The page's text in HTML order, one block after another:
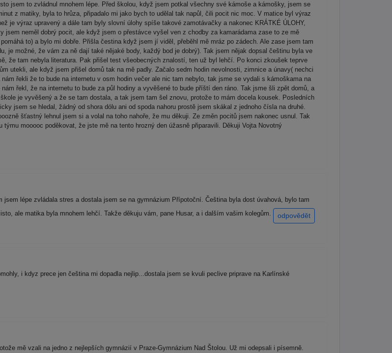
jsem to zvládnul mnohem lépe. Před školou, když jsem potkal všechny své kámoše a kámošky, jsem se
z matiky, byla to hrůza, připadalo mi jako bych to udělal tak napůl, čili pocit nic moc. V matice byl výraz
je výraz upravený a dále tam byly slovní úlohy spíše takové zamotávačky a nakonec KRÁTKÉ ÚLOHY,
neměl dobrý pocit, ale když jsem o přestávce vyšel ven z chodby za kamarádama zase to ze mě
to) a bylo mi dobře. Přišla čestina když jsem jí viděl, přeběhl mě mráz po zádech. Ale zase jsem tam
je možné, že vám za ně dají také nějaké body, každý bod je dobrý). Tak jsem nějak dopsal češtinu byla ve
že tam nebyla literatura. Pak přišel test všeobecných znalostí, ten už byl lehčí. Po konci zkoušek teprve
utekli, ale když jsem přišel domů tak na mě padly. Začalo sedm hodin nevolnosti, zimnice a únavy( nechci
řekli že to bude na internetu v osm hodin večer ale nic tam nebylo, tak jsme se vydali s kámoškama na
řekl, že na internetu to bude za půl hodiny a vyvěšené to bude příští den ráno. Tak jsme šli zpět domů, a
je vyvěšený a že se tam dostala, a tak jsem tam šel znovu, protože to mám docela kousek. Posledních
jsem se hledal, žádný od shora dólu ani od spoda nahoru prostě jsem skákal z jednoho čísla na druhé.
šťastný lehnul jsem si a volal na toho nahoře, že mu děkuji. Ze změn pocitů jsem nakonec usnul. Tak
mooooc poděkovat, že jste mě na tento hrozný den úžasně připaravili. Děkuji Vojta Novotný
lépe zvládala stres a dostala jsem se na gymnázium Přípotoční. Čeština byla dost úvahová, bylo tam
ale matika byla mnohem lehčí. Takže děkuju vám, pane Husar, a i dalším vašim kolegům.
odpovědět
i kdyz prece jen čeština mi dopadla nejlip...dostala jsem se kvuli peclive priprave na Karlínské
mě vzali na jedno z nejlepších gymnázií v Praze-Gymnázium Nad Štolou. Už mi odepsali i písemně.